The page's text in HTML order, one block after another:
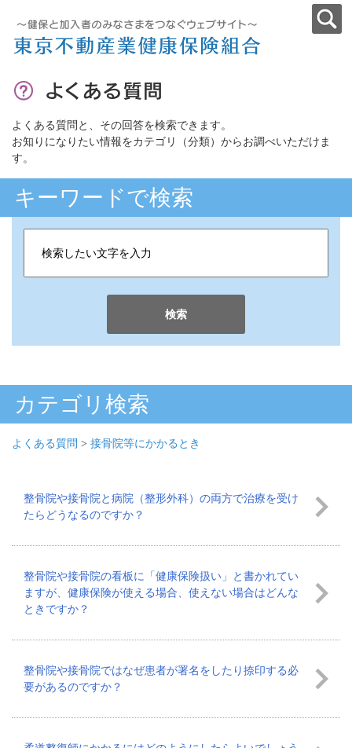
よくある質問と、その回答を検索できます。
お知りになりたい情報をカテゴリ（分類）からお調べいただけま
す。
キーワードで検索
検索
カテゴリ検索
よくある質問 > 接骨院等にかかるとき
整骨院や接骨院と病院（整形外科）の両方で治療を受け
たらどうなるのですか？
整骨院や接骨院の看板に「健康保険扱い」と書かれてい
ますが、健康保険が使える場合、使えない場合はどんな
ときですか？
整骨院や接骨院ではなぜ患者が署名をしたり捺印する必
要があるのですか？